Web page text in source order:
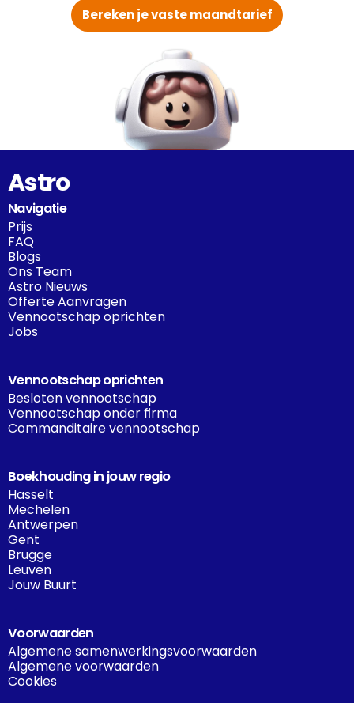
Bereken je vaste maandtarief
Astro
Navigatie
Prijs
FAQ
Blogs
Ons Team
Astro Nieuws
Offerte Aanvragen
Vennootschap oprichten
Jobs
Vennootschap oprichten
Besloten vennootschap
Vennootschap onder firma
Commanditaire vennootschap
Boekhouding in jouw regio
Hasselt
Mechelen
Antwerpen
Gent
Brugge
Leuven
Jouw Buurt
Voorwaarden
Algemene samenwerkingsvoorwaarden
Algemene voorwaarden
Cookies